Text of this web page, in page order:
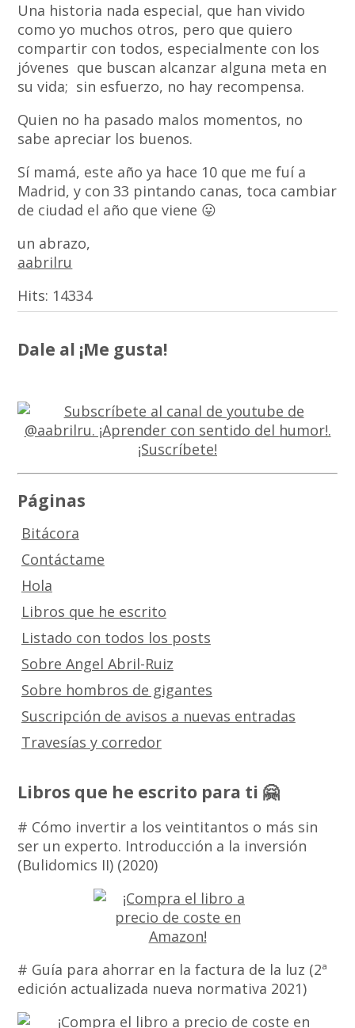
Una historia nada especial, que han vivido
como yo muchos otros, pero que quiero
compartir con todos, especialmente con los
jóvenes que buscan alcanzar alguna meta en
su vida; sin esfuerzo, no hay recompensa.
Quien no ha pasado malos momentos, no
sabe apreciar los buenos.
Sí mamá, este año ya hace 10 que me fuí a
Madrid, y con 33 pintando canas, toca cambiar
de ciudad el año que viene 😛
un abrazo,
aabrilru
Hits: 14334
Dale al ¡Me gusta!
Páginas
Bitácora
Contáctame
Hola
Libros que he escrito
Listado con todos los posts
Sobre Angel Abril-Ruiz
Sobre hombros de gigantes
Suscripción de avisos a nuevas entradas
Travesías y corredor
Libros que he escrito para ti 🤗
# Cómo invertir a los veintitantos o más sin
ser un experto. Introducción a la inversión
(Bulidomics II) (2020)
# Guía para ahorrar en la factura de la luz (2ª
edición actualizada nueva normativa 2021)